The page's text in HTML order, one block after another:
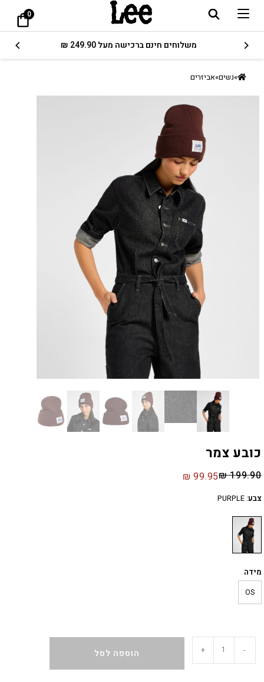
0
משלוחים חינם ברכישה מעל 249.90 ₪
»נשים»אביזרים
כובע צמר
₪199.90
₪ 99.95
צבע:
PURPLE
מידה
OS
-
+ הוספה לסל